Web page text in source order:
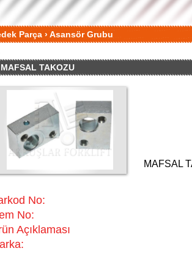
Parça › Asansör Grubu
MAFSAL TAKOZU
MAFSAL
No:
No:
Açıklaması